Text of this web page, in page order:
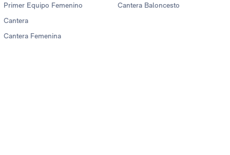
Primer Equipo Femenino
Cantera
Cantera Femenina
Cantera Baloncesto